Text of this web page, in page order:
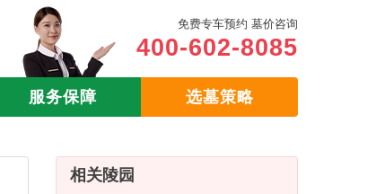
免费专车预约 墓价咨询
400-602-8085
服务保障 选墓策略
相关陵园